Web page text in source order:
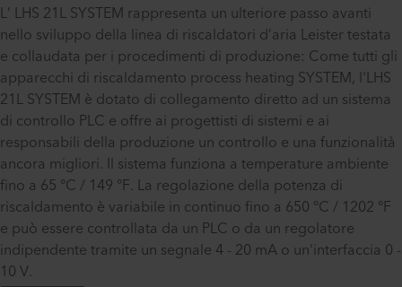
L’ LHS 21L SYSTEM rappresenta un ulteriore passo avanti
nello sviluppo della linea di riscaldatori d’aria Leister testata
e collaudata per i procedimenti di produzione: Come tutti gli
apparecchi di riscaldamento process heating SYSTEM, l'LHS
21L SYSTEM è dotato di collegamento diretto ad un sistema
di controllo PLC e offre ai progettisti di sistemi e ai
responsabili della produzione un controllo e una funzionalità
ancora migliori. Il sistema funziona a temperature ambiente
fino a 65 °C / 149 °F. La regolazione della potenza di
riscaldamento è variabile in continuo fino a 650 °C / 1202 °F
e può essere controllata da un PLC o da un regolatore
indipendente tramite un segnale 4 - 20 mA o un'interfaccia 0 -
10 V.